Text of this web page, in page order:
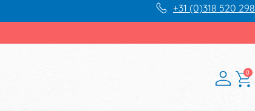
+31 (0)318 520 298
0